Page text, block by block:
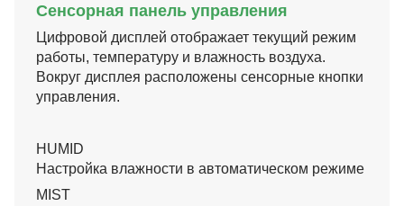
Сенсорная панель управления
Цифровой дисплей отображает текущий режим
работы, температуру и влажность воздуха.
Вокруг дисплея расположены сенсорные кнопки
управления.
HUMID
Настройка влажности в автоматическом режиме
MIST